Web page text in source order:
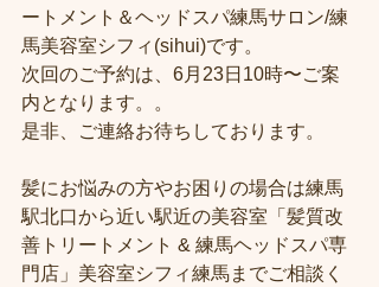
ートメント＆ヘッドスパ練馬サロン/練
馬美容室シフィ(sihui)です。
次回のご予約は、6月23日10時〜ご案
内となります。。
是非、ご連絡お待ちしております。
髪にお悩みの方やお困りの場合は練馬
駅北口から近い駅近の美容室「髪質改
善トリートメント & 練馬ヘッドスパ専
門店」美容室シフィ練馬までご相談く